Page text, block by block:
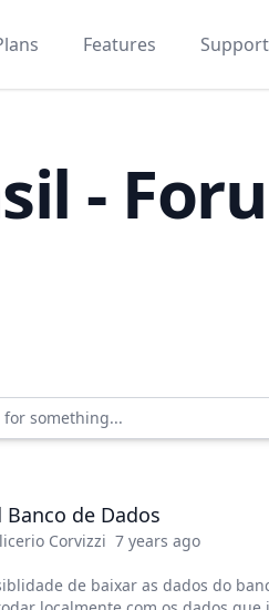
Features Support
-
de Dados
Corvizzi 7 years ago
de baixar as dados do